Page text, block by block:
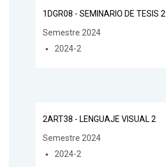
1DGR08 - SEMINARIO DE TESIS 2
Semestre 2024
2024-2
2ART38 - LENGUAJE VISUAL 2
Semestre 2024
2024-2